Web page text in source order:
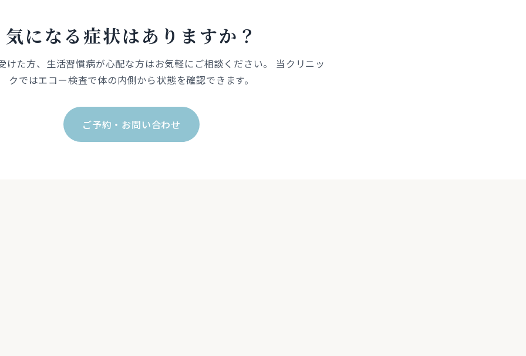
気になる症状はありますか？
けた方、生活習慣病が心配な方はお気軽にご相談ください。 当クリニッ
クではエコー検査で体の内側から状態を確認できます。
ご予約・お問い合わせ